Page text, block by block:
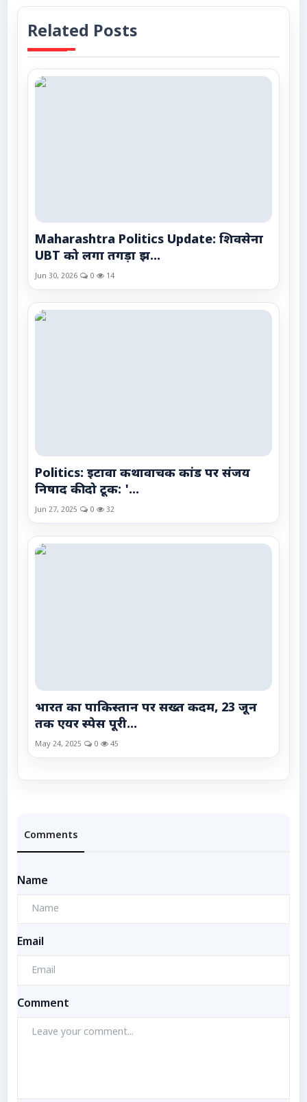
Related Posts
Maharashtra Politics Update: शिवसेना
UBT को लगा तगड़ा झ...
Jun 30, 2026 0 14
Politics: इटावा कथावाचक कांड पर संजय
निषाद की दो टूक: '...
Jun 27, 2025 0 32
भारत का पाकिस्तान पर सख्त कदम, 23 जून
तक एयर स्पेस पूरी...
May 24, 2025 0 45
Comments
Name
Email
Comment